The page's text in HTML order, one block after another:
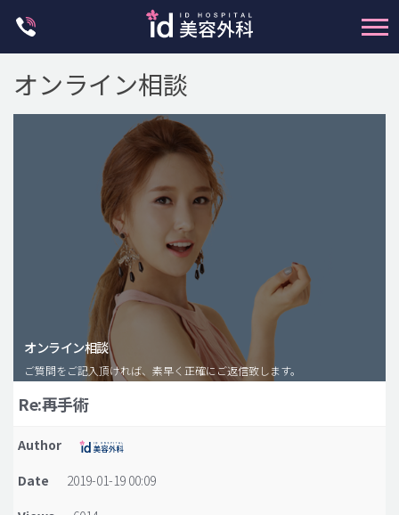
脂肪注入(アンチエイジング)
豊胸手術・バストアップ
プチ整形
idリアルストーリー
オンライン相談
オンライン相談
ご質問をご記入頂ければ、素早く正確にご返信致します。
Re:再手術
Author
Date
2019-01-19 00:09